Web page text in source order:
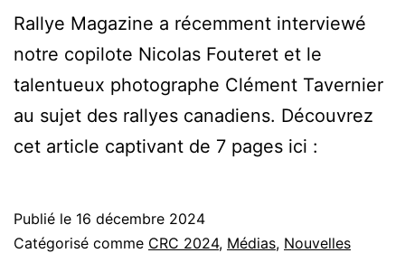
Rallye Magazine a récemment interviewé
notre copilote Nicolas Fouteret et le
talentueux photographe Clément Tavernier
au sujet des rallyes canadiens. Découvrez
cet article captivant de 7 pages ici :
Publié le 16 décembre 2024
Catégorisé comme CRC 2024, Médias, Nouvelles